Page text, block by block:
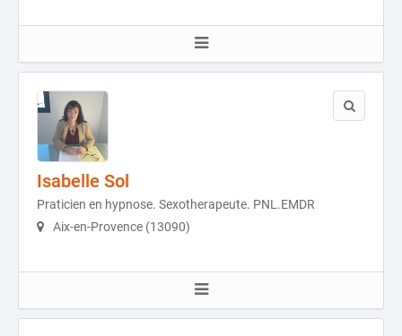
Isabelle Sol
Praticien en hypnose. Sexotherapeute. PNL.EMDR
Aix-en-Provence (13090)